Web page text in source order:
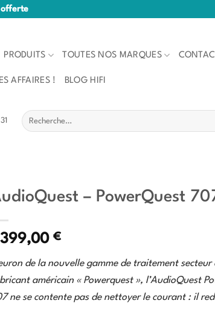
offerte
PRODUITS TOUTES NOS MARQUES
AFFAIRES ! BLOG HIFI
Recherche
pour :
– PowerQuest
€
de la nouvelle gamme de traitement secteur
américain « Powerquest », l’AudioQuest
ne se contente pas de nettoyer le courant : il